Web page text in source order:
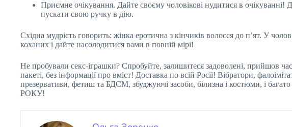
Приємне очікування. Дайте своєму чоловікові нудитися в очікуванні!
пускати свою ручку в дію.
Східна мудрість говорить: жінка еротична з кінчиків волосся до п’ят. У
коханих і дайте насолодитися вами в повній мірі!
Не пробували секс-іграшки? Спробуйте, залишитеся задоволені,
пакеті, без інформації про вміст! Доставка по всій Росії! Вібратори,
презервативи, фетиш та БДСМ, збуджуючі засоби, білизна і
РОКУ!